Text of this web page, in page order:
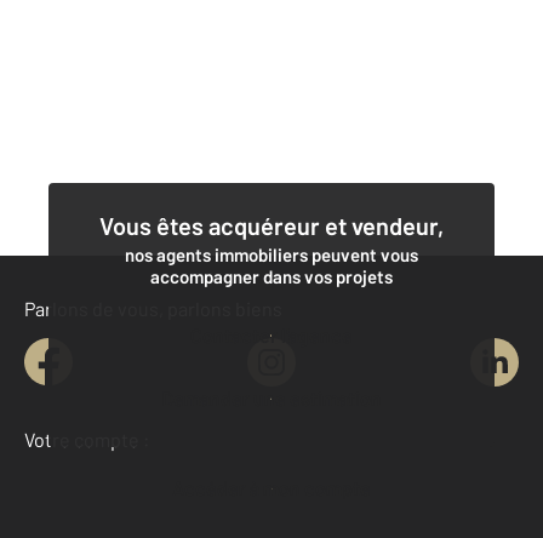
Vous êtes acquéreur et vendeur,
nos agents immobiliers peuvent vous
accompagner dans vos projets
Contacter l'agence
Demander une estimation
Parlons de vous, parlons biens
Votre compte :
Accéder à mon compte